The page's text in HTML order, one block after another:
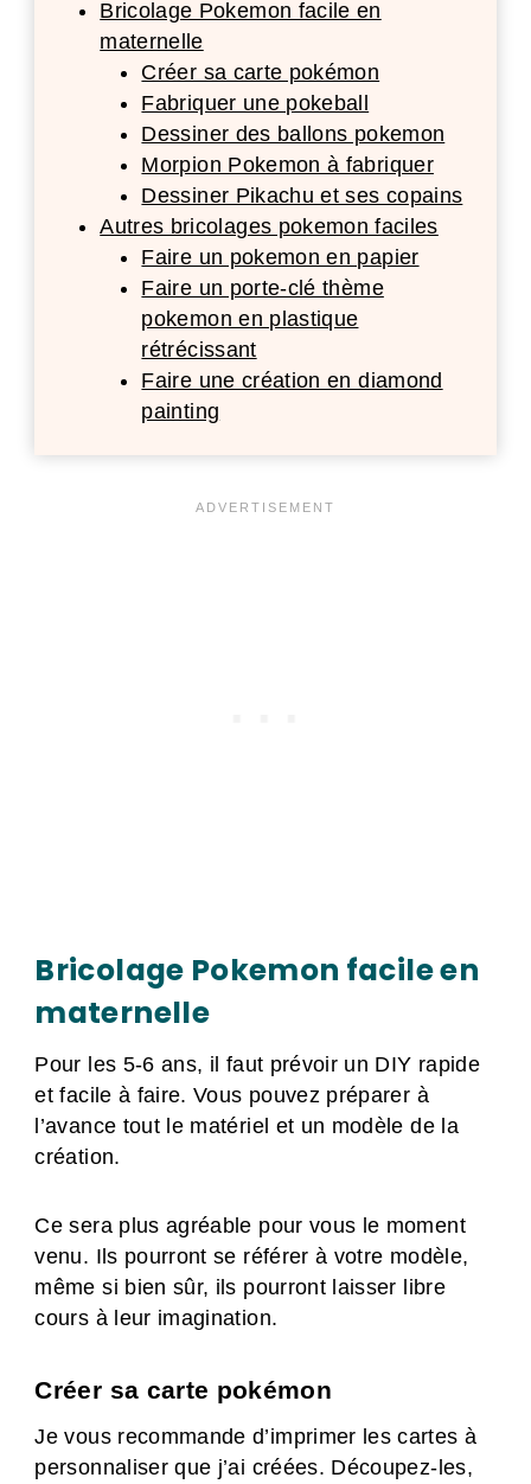
Bricolage Pokemon facile en
maternelle
Créer sa carte pokémon
Fabriquer une pokeball
Dessiner des ballons pokemon
Morpion Pokemon à fabriquer
Dessiner Pikachu et ses copains
Autres bricolages pokemon faciles
Faire un pokemon en papier
Faire un porte-clé thème
pokemon en plastique
rétrécissant
Faire une création en diamond
painting
Bricolage Pokemon facile en
maternelle
Pour les 5-6 ans, il faut prévoir un DIY rapide
et facile à faire. Vous pouvez préparer à
l’avance tout le matériel et un modèle de la
création.
Ce sera plus agréable pour vous le moment
venu. Ils pourront se référer à votre modèle,
même si bien sûr, ils pourront laisser libre
cours à leur imagination.
Créer sa carte pokémon
Je vous recommande d’imprimer les cartes à
personnaliser que j’ai créées. Découpez-les,